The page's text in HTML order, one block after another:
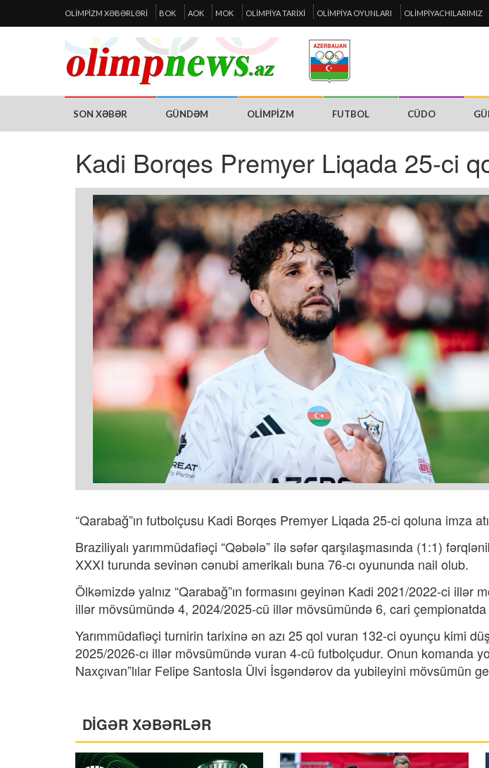
OLIMPIZM XƏBƏRLƏRI BOK AOK MOK OLIMPIYA TARIXI OLIMPIYA OYUNLARI OLIMPIYACHILARIMIZ
SON XƏBƏR GÜNDƏM OLIMPIZM FUTBOL CÜDO
Kadi Borqes Premyer Liqada 25-ci
“Qarabağ”ın futbolçusu Kadi Borqes Premyer Liqada 25-ci qoluna imza
Braziliyalı yarımmüdafiəçi “Qəbələ” ilə səfər qarşılaşmasında (1:1)
XXXI turunda sevinən cənubi amerikalı buna 76-cı oyununda nail olub.
Ölkəmizdə yalnız “Qarabağ”ın formasını geyinən Kadi 2021/2022-ci illər
illər mövsümündə 4, 2024/2025-cü illər mövsümündə 6, cari çempionatda
Yarımmüdafiəçi turnirin tarixinə ən azı 25 qol vuran 132-ci oyunçu kimi
2025/2026-cı illər mövsümündə vuran 4-cü futbolçudur. Onun komanda
Naxçıvan”lılar Felipe Santosla Ülvi İsgəndərov da yubileyini mövsümün
DİGƏR XƏBƏRLƏR